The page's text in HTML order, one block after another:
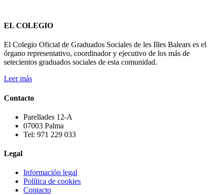
EL COLEGIO
El Colegio Oficial de Graduados Sociales de les Illes Balears es el
órgano representativo, coordinador y ejecutivo de los más de
setecientos graduados sociales de esta comunidad.
Leer más
Contacto
Parellades 12-A
07003 Palma
Tel: 971 229 033
Legal
Información legal
Política de cookies
Contacto